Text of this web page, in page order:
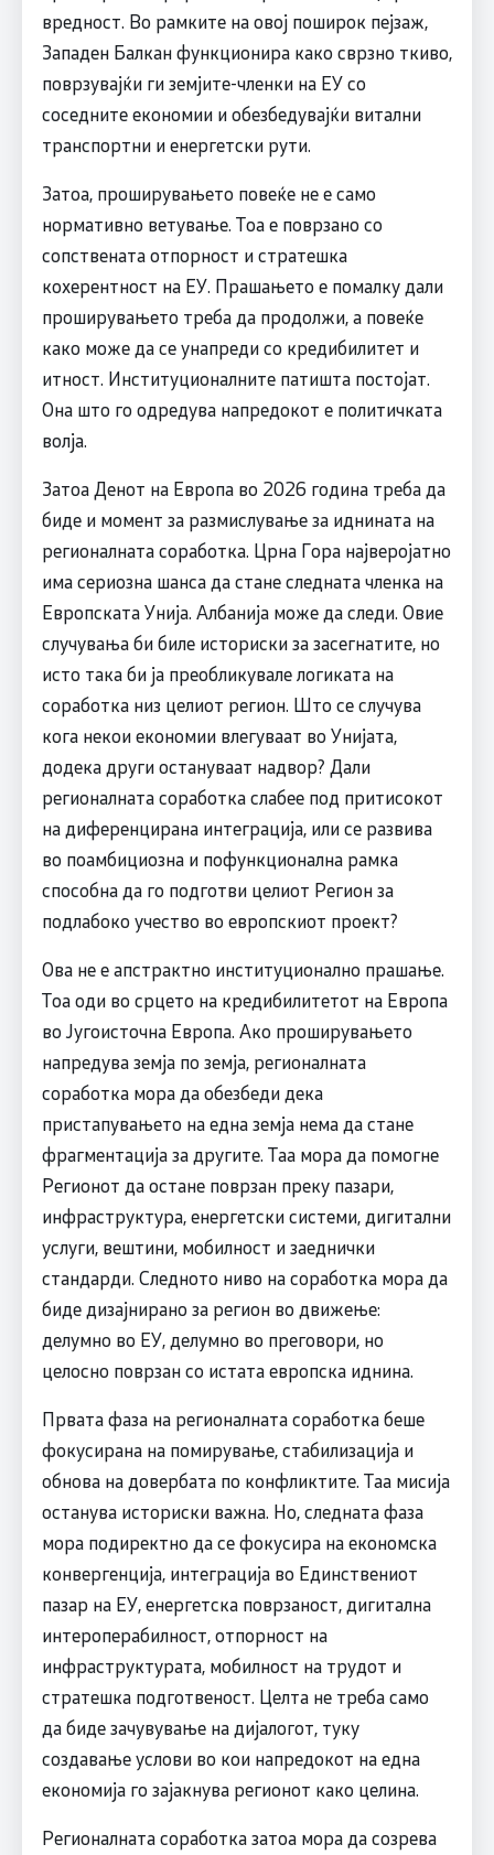
вредност. Во рамките на овој поширок пејзаж,
Западен Балкан функционира како сврзно ткиво,
поврзувајќи ги земјите-членки на ЕУ со
соседните економии и обезбедувајќи витални
транспортни и енергетски рути.
Затоа, проширувањето повеќе не е само
нормативно ветување. Тоа е поврзано со
сопствената отпорност и стратешка
кохерентност на ЕУ. Прашањето е помалку дали
проширувањето треба да продолжи, а повеќе
како може да се унапреди со кредибилитет и
итност. Институционалните патишта постојат.
Она што го одредува напредокот е политичката
волја.
Затоа Денот на Европа во 2026 година треба да
биде и момент за размислување за иднината на
регионалната соработка. Црна Гора најверојатно
има сериозна шанса да стане следната членка на
Европската Унија. Албанија може да следи. Овие
случувања би биле историски за засегнатите, но
исто така би ја преобликувале логиката на
соработка низ целиот регион. Што се случува
кога некои економии влегуваат во Унијата,
додека други остануваат надвор? Дали
регионалната соработка слабее под притисокот
на диференцирана интеграција, или се развива
во поамбициозна и пофункционална рамка
способна да го подготви целиот Регион за
подлабоко учество во европскиот проект?
Ова не е апстрактно институционално прашање.
Тоа оди во срцето на кредибилитетот на Европа
во Југоисточна Европа. Ако проширувањето
напредува земја по земја, регионалната
соработка мора да обезбеди дека
пристапувањето на една земја нема да стане
фрагментација за другите. Таа мора да помогне
Регионот да остане поврзан преку пазари,
инфраструктура, енергетски системи, дигитални
услуги, вештини, мобилност и заеднички
стандарди. Следното ниво на соработка мора да
биде дизајнирано за регион во движење:
делумно во ЕУ, делумно во преговори, но
целосно поврзан со истата европска иднина.
Првата фаза на регионалната соработка беше
фокусирана на помирување, стабилизација и
обнова на довербата по конфликтите. Таа мисија
останува историски важна. Но, следната фаза
мора подиректно да се фокусира на економска
конвергенција, интеграција во Единствениот
пазар на ЕУ, енергетска поврзаност, дигитална
интероперабилност, отпорност на
инфраструктурата, мобилност на трудот и
стратешка подготвеност. Целта не треба само
да биде зачувување на дијалогот, туку
создавање услови во кои напредокот на една
економија го зајакнува регионот како целина.
Регионалната соработка затоа мора да созрева